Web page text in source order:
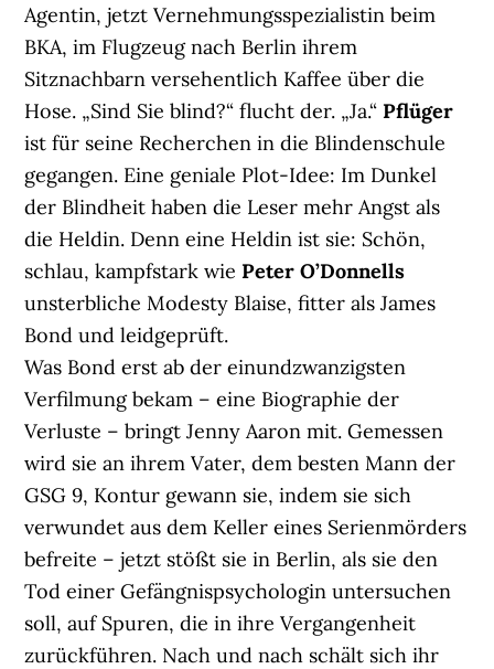
Agentin, jetzt Vernehmungsspezialistin beim
BKA, im Flugzeug nach Berlin ihrem
Sitznachbarn versehentlich Kaffee über die
Hose. „Sind Sie blind?“ flucht der. „Ja.“Pflüger
ist für seine Recherchen in die Blindenschule
gegangen. Eine geniale Plot-Idee: Im Dunkel
der Blindheit haben die Leser mehr Angst als
die Heldin. Denn eine Heldin ist sie: Schön,
schlau, kampfstark wiePeter O’Donnells
unsterbliche Modesty Blaise, fitter als James
Bond und leidgeprüft.
Was Bond erst ab der einundzwanzigsten
Verfilmung bekam – eine Biographie der
Verluste – bringt Jenny Aaron mit. Gemessen
wird sie an ihrem Vater, dem besten Mann der
GSG 9, Kontur gewann sie, indem sie sich
verwundet aus dem Keller eines Serienmörders
befreite – jetzt stößt sie in Berlin, als sie den
Tod einer Gefängnispsychologin untersuchen
soll, auf Spuren, die in ihre Vergangenheit
zurückführen. Nach und nach schält sich ihr